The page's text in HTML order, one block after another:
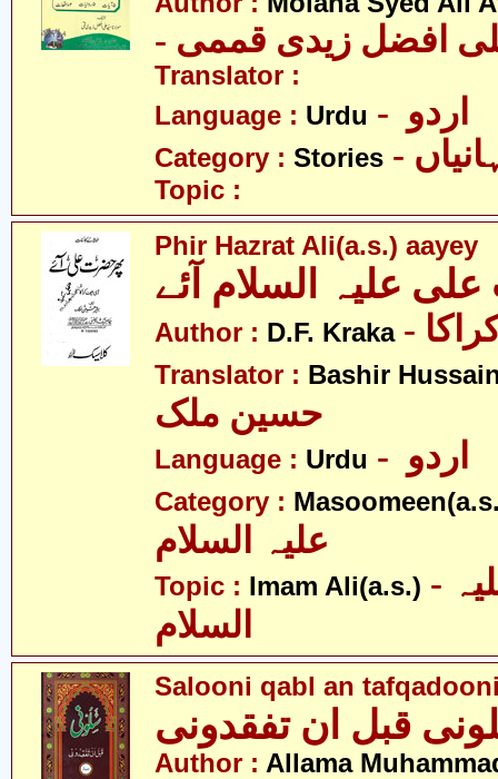
علی افضل زیدی قممی
Translator :
Language : Urdu
Category : Stories
Topic :
Phir Hazrat Ali(a.s.) aayey
علیہ السلام آئے
Author : D.F. Kraka
Translator : Bashir
حسین ملک
Language : Urdu
Category :
Topic : Imam Ali(a.s.) - امام علی علیہ
السلام
Salooni qabl an
قبل ان تفقدونی
Author : Allama